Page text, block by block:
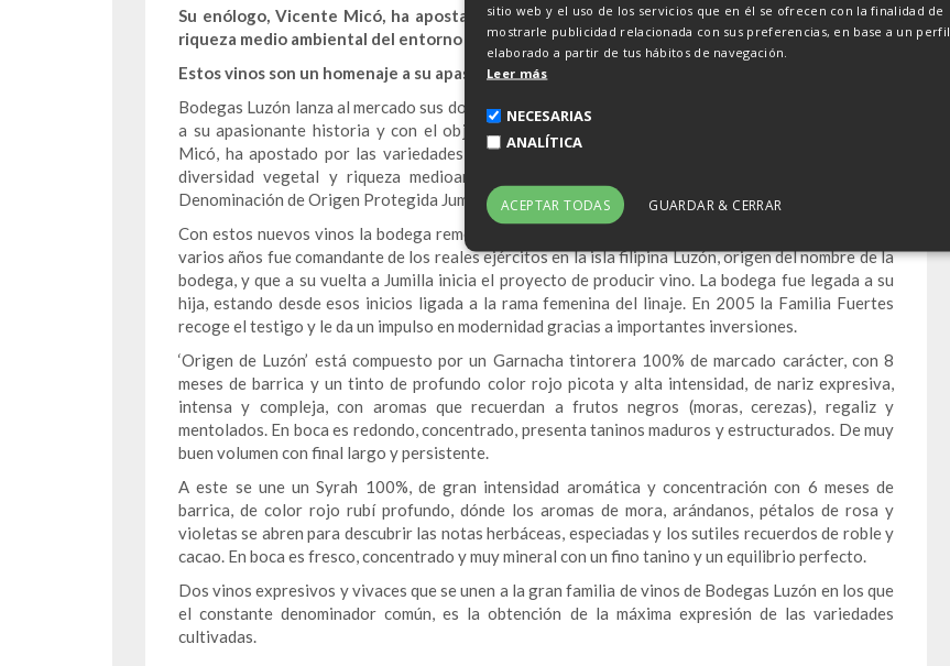
Su enólogo, Vicente Micó, ha apostado por variedades que amplían la diversidad vegetal y
riqueza medio ambiental del entorno de la bodega
Estos vinos son un homenaje a su apasionante historia
Bodegas Luzón lanza al mercado sus dos nuevos vinos ‘Origen Luzón’ elaborados como un alegato
a su apasionante historia y con el objetivo de convertirlos en referentes. Su enólogo, Vicente
Micó, ha apostado por las variedades de uvas Garnacha Tintorera y la Syrah, ampliando así la
diversidad vegetal y riqueza medioambiental del entorno de la bodega, perteneciente a la
Denominación de Origen Protegida Jumilla (DOP).
Con estos nuevos vinos la bodega rememora su pasado: un proyecto de José Molina que durante
varios años fue comandante de los reales ejércitos en la isla filipina Luzón, origen del nombre de la
bodega, y que a su vuelta a Jumilla inicia el proyecto de producir vino. La bodega fue legada a su
hija, estando desde esos inicios ligada a la rama femenina del linaje. En 2005 la Familia Fuertes
recoge el testigo y le da un impulso en modernidad gracias a importantes inversiones.
‘Origen de Luzón’ está compuesto por un Garnacha tintorera 100% de marcado carácter, con 8
meses de barrica y un tinto de profundo color rojo picota y alta intensidad, de nariz expresiva,
intensa y compleja, con aromas que recuerdan a frutos negros (moras, cerezas), regaliz y
mentolados. En boca es redondo, concentrado, presenta taninos maduros y estructurados. De muy
buen volumen con final largo y persistente.
A este se une un Syrah 100%, de gran intensidad aromática y concentración con 6 meses de
barrica, de color rojo rubí profundo, dónde los aromas de mora, arándanos, pétalos de rosa y
violetas se abren para descubrir las notas herbáceas, especiadas y los sutiles recuerdos de roble y
cacao. En boca es fresco, concentrado y muy mineral con un fino tanino y un equilibrio perfecto.
Dos vinos expresivos y vivaces que se unen a la gran familia de vinos de Bodegas Luzón en los que
el constante denominador común, es la obtención de la máxima expresión de las variedades
cultivadas.
sitio web y el uso de los servicios que en él se ofrecen con la finalidad de
mostrarle publicidad relacionada con sus preferencias, en base a un perfil
elaborado a partir de tus hábitos de navegación.
Leer más
NECESARIAS
ANALÍTICA
ACEPTAR TODAS GUARDAR & CERRAR